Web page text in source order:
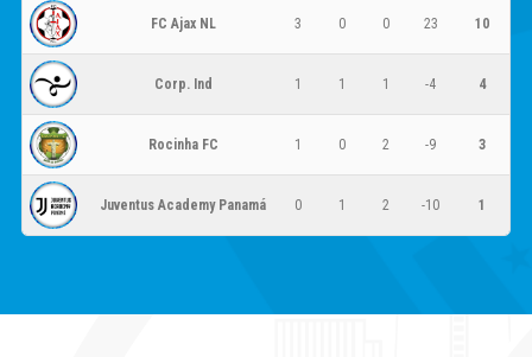
FC Ajax NL 3 0 0 23 10
Corp. Ind 1 1 1 -4 4
Rocinha FC 1 0 2 -9 3
Juventus Academy Panamá 0 1 2 -10 1